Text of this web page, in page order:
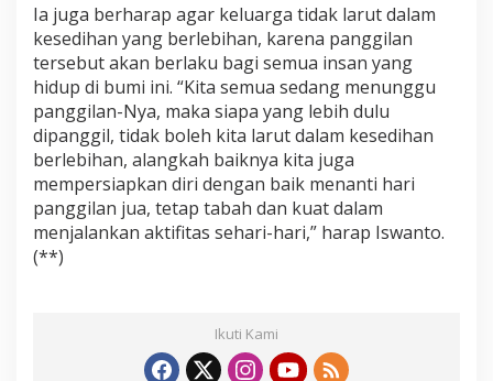
Ia juga berharap agar keluarga tidak larut dalam
kesedihan yang berlebihan, karena panggilan
tersebut akan berlaku bagi semua insan yang
hidup di bumi ini. “Kita semua sedang menunggu
panggilan-Nya, maka siapa yang lebih dulu
dipanggil, tidak boleh kita larut dalam kesedihan
berlebihan, alangkah baiknya kita juga
mempersiapkan diri dengan baik menanti hari
panggilan jua, tetap tabah dan kuat dalam
menjalankan aktifitas sehari-hari,” harap Iswanto.
(**)
Ikuti Kami